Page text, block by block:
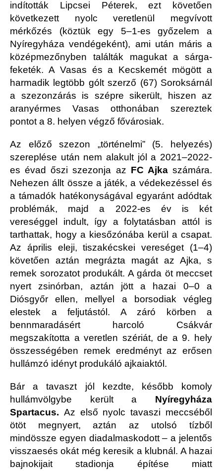
indították Lipcsei Péterek, ezt követően
következett nyolc veretlenül megvívott
mérkőzés (köztük egy 5–1-es győzelem a
Nyíregyháza vendégeként), ami után máris a
középmezőnyben találták magukat a sárga-
feketék. A Vasas és a Kecskemét mögött a
harmadik legtöbb gólt szerző (67) Soroksárnál
a szezonzárás is szépre sikerült, hiszen az
aranyérmes Vasas otthonában szereztek
pontot a 8. helyen végző fővárosiak.
Az előző szezon „történelmi” (5. helyezés)
szereplése után nem alakult jól a 2021–2022-
es évad őszi szezonja az FC Ajkaszámára.
Nehezen állt össze a játék, a védekezéssel és
a támadók hatékonyságával egyaránt adódtak
problémák, majd a 2022-es év is két
vereséggel indult, így a folytatásban attól is
tarthattak, hogy a kiesőzónába kerül a csapat.
Az április eleji, tiszakécskei vereséget (1–4)
követően aztán megrázta magát az Ajka, s
remek sorozatot produkált. A gárda öt meccset
nyert zsinórban, aztán jött a hazai 0–0 a
Diósgyőr ellen, mellyel a borsodiak végleg
elestek a feljutástól. A záró körben a
bennmaradásért harcoló Csákvár
megszakította a veretlen szériát, de a 9. hely
összességében remek eredményt az erősen
hullámzó idényt produkáló ajkaiaktól.
Bár a tavaszt jól kezdte, később komoly
hullámvölgybe került a Nyíregyháza
Spartacus. Az első nyolc tavaszi meccséből
ötöt megnyert, aztán az utolsó tízből
mindössze egyen diadalmaskodott – a jelentős
visszaesés okát még keresik a klubnál. A hazai
bajnokijait stadionja építése miatt